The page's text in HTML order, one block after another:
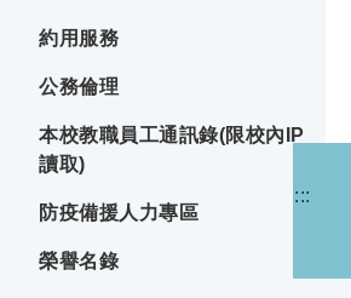
約用服務
公務倫理
本校教職員工通訊錄(限校內IP
讀取)
防疫備援人力專區
榮譽名錄
:::